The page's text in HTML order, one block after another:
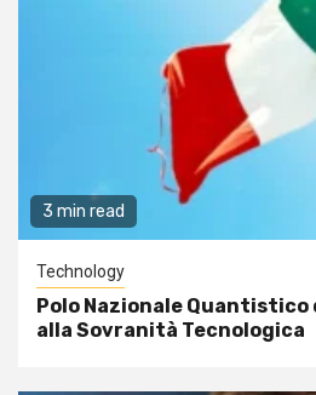
3 min read
Technology
Polo Nazionale Quantistico
alla Sovranità Tecnologica